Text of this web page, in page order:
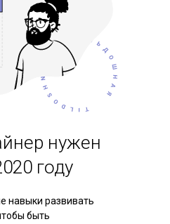
навыки развивать
быть
нужен
году